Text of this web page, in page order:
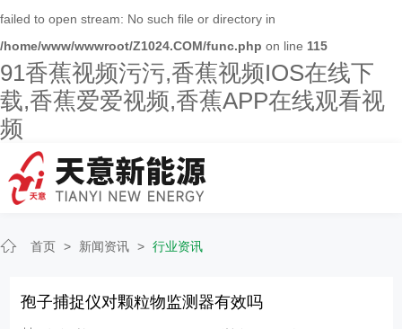
failed to open stream: No such file or directory in
/home/www/wwwroot/Z1024.COM/func.php on line 115
91香蕉视频污污,香蕉视频IOS在线下
载,香蕉爱爱视频,香蕉APP在线观看视
频
人才招聘
新闻资讯
联系91香蕉视频污污
首页 > 新闻资讯 > 行业资讯
孢子捕捉仪对颗粒物监测器有效吗